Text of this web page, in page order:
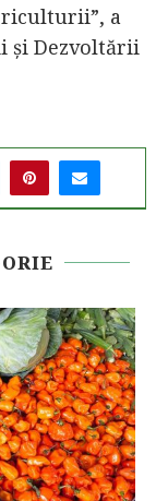
a
şi Dezvoltării